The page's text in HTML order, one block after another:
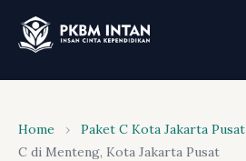
Home › Paket C Kota Jakarta Pusat
C di Menteng, Kota Jakarta Pusat